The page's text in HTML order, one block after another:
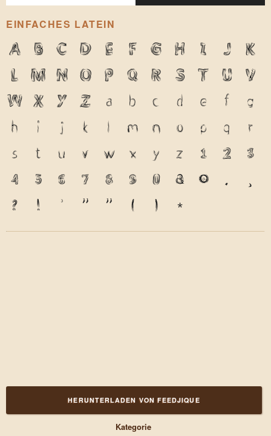
EINFACHES LATEIN
A B C D E F G H I J
K
L
M N O P Q R S T U
V
W
X Y Z a b c d e f
g
h
i j k l m n o p q
r
s
t u v w x y z 1 2
3
4
5 6 7 8 9 0 & @ .
,
?
! ' " " ( ) *
HERUNTERLADEN VON FEEDJIQUE
Kategorie